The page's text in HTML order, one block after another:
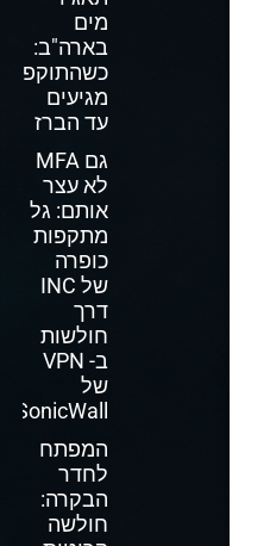
מים
בארה"ב:
כשהתוקפים
מגיעים
עד הברז
גם MFA
לא עצר
אותם: גל
מתקפות
כופרה
של INC
דרך
חולשות
ב- VPN
של
SonicWall
המפתח
לחדר
הבקרה:
חולשה